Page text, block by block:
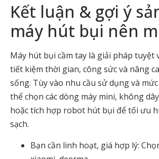
Kết luận & gợi ý
máy hút bụi nên
Máy hút bụi cầm tay là giải pháp tuyệt
tiết kiệm thời gian, công sức và nâng
sống. Tùy vào nhu cầu sử dụng và
thể chọn các dòng máy mini, không
hoặc tích hợp robot hút bụi để tối ưu
sạch.
Bạn cần linh hoạt, giá hợp lý: